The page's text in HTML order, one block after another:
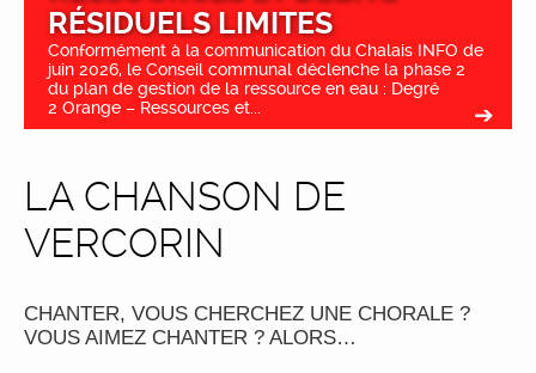
RÉSIDUELS LIMITES
Conformément à la communication du Chalais INFO de
juin 2026, le Conseil communal déclenche la phase 2
du plan de gestion de la ressource en eau : Degré
2 Orange – Ressources et...
LA CHANSON DE
VERCORIN
CHANTER, VOUS CHERCHEZ UNE CHORALE ?
VOUS AIMEZ CHANTER ? ALORS…